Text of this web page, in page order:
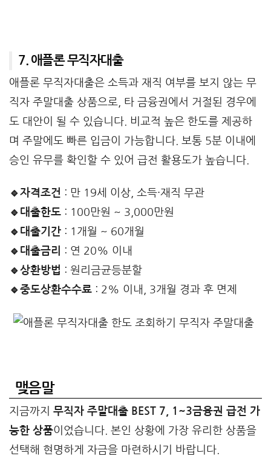
7. 애플론 무직자대출
애플론 무직자대출은 소득과 재직 여부를 보지 않는 무
직자 주말대출 상품으로, 타 금융권에서 거절된 경우에
도 대안이 될 수 있습니다. 비교적 높은 한도를 제공하
며 주말에도 빠른 입금이 가능합니다. 보통 5분 이내에
승인 유무를 확인할 수 있어 급전 활용도가 높습니다.
🔹자격조건 : 만 19세 이상, 소득·재직 무관
🔹대출한도 : 100만원 ~ 3,000만원
🔹대출기간 : 1개월 ~ 60개월
🔹대출금리
: 연 20% 이내
🔹상환방법 : 원리금균등분할
🔹중도상환수수료 : 2% 이내, 3개월 경과 후 면제
맺음말
지금까지 무직자 주말대출 BEST 7, 1~3금융권 급전 가
능한 상품이었습니다. 본인 상황에 가장 유리한 상품을
선택해 현명하게 자금을 마련하시기 바랍니다.